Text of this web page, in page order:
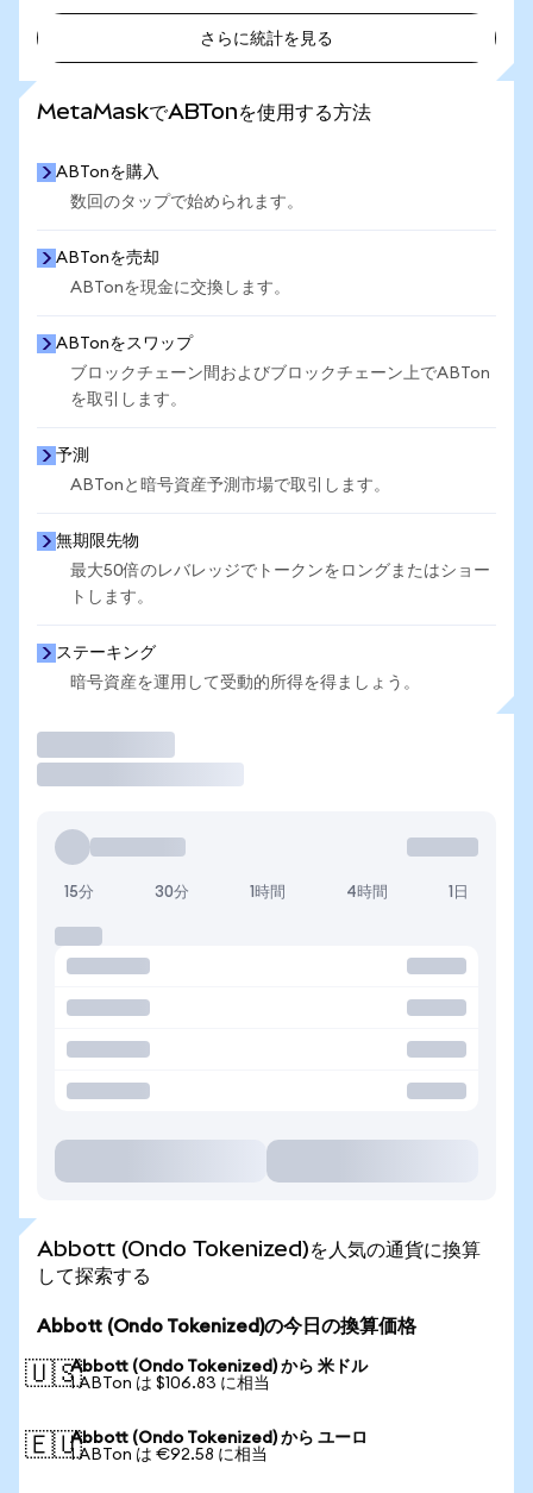
さらに統計を見る
MetaMaskでABTonを使用する方法
ABTonを購入
数回のタップで始められます。
ABTonを売却
ABTonを現金に交換します。
ABTonをスワップ
ブロックチェーン間およびブロックチェーン上でABTon
を取引します。
予測
ABTonと暗号資産予測市場で取引します。
無期限先物
最大50倍のレバレッジでトークンをロングまたはショー
トします。
ステーキング
暗号資産を運用して受動的所得を得ましょう。
15分 30分 1時間 4時間 1日
Abbott (Ondo Tokenized)を人気の通貨に換算
して探索する
Abbott (Ondo Tokenized)の今日の換算価格
🇺🇸Abbott (Ondo Tokenized) から 米ドル
1 ABTon は $106.83 に相当
🇪🇺Abbott (Ondo Tokenized) から ユーロ
1 ABTon は €92.58 に相当